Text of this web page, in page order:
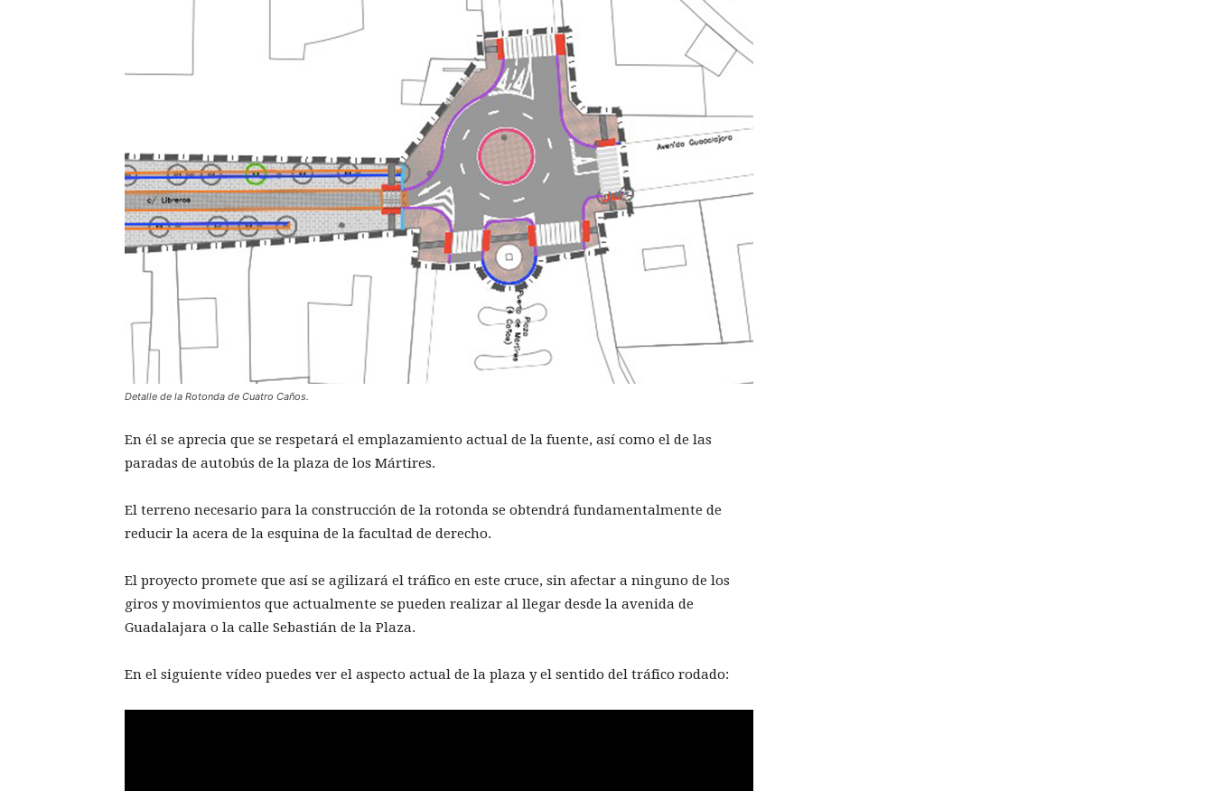
Detalle de la Rotonda de Cuatro Caños.
En él se aprecia que se respetará el emplazamiento actual de la fuente, así como el de las
paradas de autobús de la plaza de los Mártires.
El terreno necesario para la construcción de la rotonda se obtendrá fundamentalmente de
reducir la acera de la esquina de la facultad de derecho.
El proyecto promete que así se agilizará el tráfico en este cruce, sin afectar a ninguno de los
giros y movimientos que actualmente se pueden realizar al llegar desde la avenida de
Guadalajara o la calle Sebastián de la Plaza.
En el siguiente vídeo puedes ver el aspecto actual de la plaza y el sentido del tráfico rodado: